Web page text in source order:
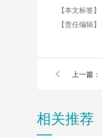
【本文标签】
【责任编辑】
上一篇：
相关推荐